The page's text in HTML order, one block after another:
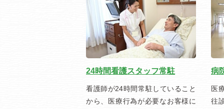
24時間看護スタッフ常駐
看護師が24時間常駐していること
から、医療行為が必要なお客様に
病
医
往